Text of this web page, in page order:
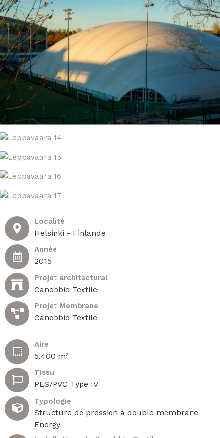
Localité
Helsinki - Finlande
Année
2015
Projet architectural
Canobbio Textile
Projet Membrane
Canobbio Textile
Aire
5.400 m²
Tissu
PES/PVC Type IV
Typologie
Structure de pression à double membrane
Energy